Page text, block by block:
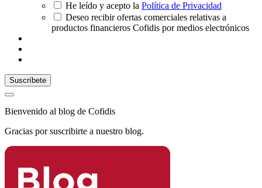
He leído y acepto la Política de Privacidad
Deseo recibir ofertas comerciales relativas a
productos financieros Cofidis por medios electrónicos
Bienvenido al blog de Cofidis
Gracias por suscribirte a nuestro blog.